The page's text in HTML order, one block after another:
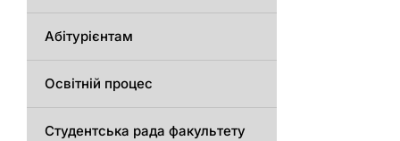
Абітурієнтам
Освітній процес
Студентська рада факультету